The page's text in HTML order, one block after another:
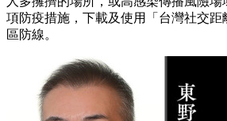
項防疫措施，下載及使用「台灣社交距
區防線。